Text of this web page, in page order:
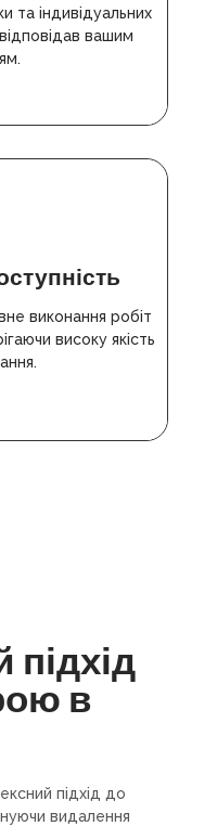
та індивідуальних
вашим
виконання робіт
високу якість
в
підхід до
видалення